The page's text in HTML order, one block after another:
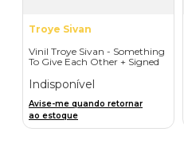
Troye Sivan
Vinil Troye Sivan - Something
To Give Each Other + Signed
Indisponível
Avise-me quando retornar
ao estoque